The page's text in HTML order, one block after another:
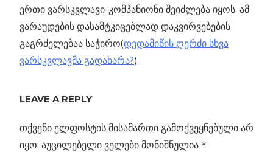
ერთი ვარსკვლავი-კომპანიონი შეიძლება იყოს. ამ
ვარაუდების დასამტკიცებლად დაკვირვებების
გაგრძელებაა საჭირო(დედამიწის ღერძი სხვა
ვარსკვლავმა გადახარა?).
ნავიგაცია
Previous
ექვსკუდა
LEAVE A REPLY
თქვენი ელფოსტის მისამართი გამოქვეყნებული არ
იყო. აუცილებელი ველები მონიშნულია*